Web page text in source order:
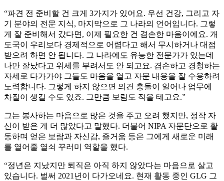
“파견 전 준비할 건 크게 3가지가 있어요. 우선 건강, 그리고 자
기 분야의 전문 지식, 마지막으로 그 나라의 언어입니다. 그렇
게 잘 준비해서 갔다면, 이제 필요한 건 겸손한 마음이에요. 개
도국이 우리보다 경제적으로 어렵다고 해서 무시하거나 대접
받으려 하면 안 됩니다. 그 나라에도 유능한 전문가가 있는데
나만 잘났다고 위세를 부려서도 안 되고요. 겸손하고 경청하는
자세로 다가가야 그들도 마음을 열고 자문 내용을 잘 수용하려
노력합니다. 그렇게 하지 않으면 의견 충돌이 일어나 업무에
차질이 생길 수도 있죠. 그만큼 보람도 적을 테고요.”
그는 봉사하는 마음으로 많은 것을 주고 오려 했지만, 정작 자
신이 받은 게 더 많았다고 말했다. 더불어 NIPA 자문단으로 활
동하며 얻은 보람과 자신감, 즐거움 등은 그에게 새로운 미래
를 열어줄 열쇠 꾸러미 역할을 했다.
“정년은 지났지만 퇴직은 아직 하지 않았다는 마음으로 살고
있습니다. 벌써 2021년이 다가오네요. 현재 활동 중인 GLG 그